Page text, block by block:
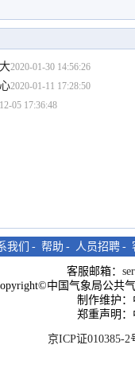
2020-01-30 14:56:26
2020-01-11 17:28:50
05 17:36:48
我们 - 帮助 - 人员招聘 -
客服邮箱：
中国气象局公共
制作维护
郑重声明
京ICP证010385-2